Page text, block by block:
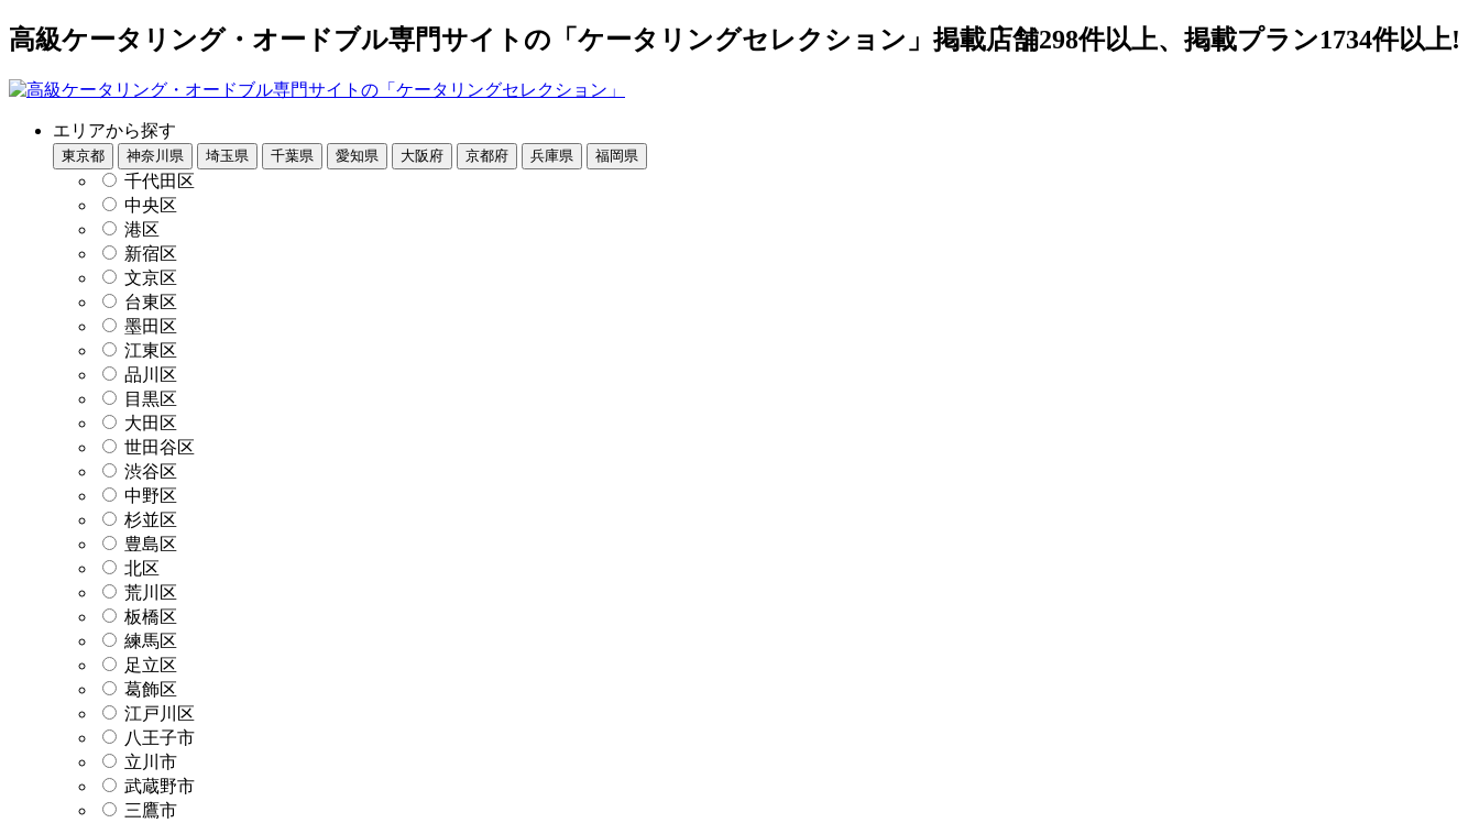
高級ケータリング・オードブル専門サイトの「ケータリングセレクション」掲載店舗298件以上、掲載プラン1734件以上!
エリアから探す
東京都 神奈川県 埼玉県 千葉県 愛知県 大阪府 京都府 兵庫県 福岡県
千代田区
中央区
港区
新宿区
文京区
台東区
墨田区
江東区
品川区
目黒区
大田区
世田谷区
渋谷区
中野区
杉並区
豊島区
北区
荒川区
板橋区
練馬区
足立区
葛飾区
江戸川区
八王子市
立川市
武蔵野市
三鷹市